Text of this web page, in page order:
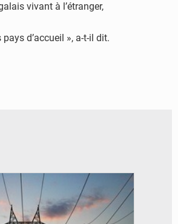
vivant à l’étranger,
d’accueil », a-t-il dit.